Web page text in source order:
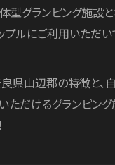
型グランピング施設と
プルにご利用いただい
県山辺郡の特徴と、
ただけるグランピン